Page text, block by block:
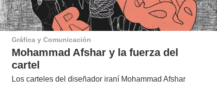
Gráfica y Comunicación
Mohammad Afshar y la fuerza del
cartel
Los carteles del diseñador iraní Mohammad Afshar